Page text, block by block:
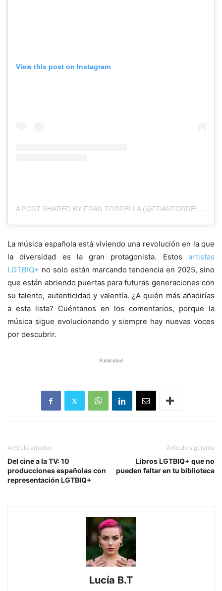
View this post on Instagram
A POST SHARED BY FRAN TORRELLA (@FRANTORRELLA)
La música española está viviendo una revolución en la que
la diversidad es la gran protagonista. Estos artistas
LGTBIQ+ no solo están marcando tendencia en 2025, sino
que están abriendo puertas para futuras generaciones con
su talento, autenticidad y valentía. ¿A quién más añadirías
a esta lista? Cuéntanos en los comentarios, porque la
música sigue evolucionando y siempre hay nuevas voces
por descubrir.
Publicidad
Artículo anterior
Del cine a la TV: 10
producciones españolas con
representación LGTBIQ+
Artículo siguiente
Libros LGTBIQ+ que no
pueden faltar en tu biblioteca
Lucía B.T